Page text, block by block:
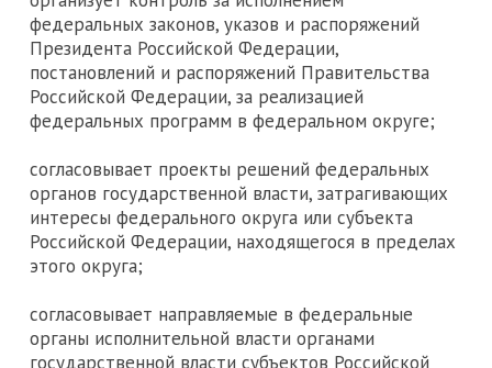
федеральных законов, указов и распоряжений
Президента Российской Федерации,
постановлений и распоряжений Правительства
Российской Федерации, за реализацией
федеральных программ в федеральном округе;
согласовывает проекты решений федеральных
органов государственной власти, затрагивающих
интересы федерального округа или субъекта
Российской Федерации, находящегося в пределах
этого округа;
согласовывает направляемые в федеральные
органы исполнительной власти органами
государственной власти субъектов Российской